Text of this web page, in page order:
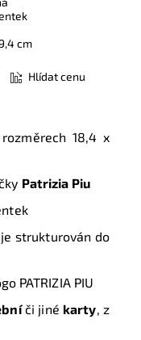
cm
Hlídat cenu
18,4 x
Patrizia Piu
strukturován do
PATRIZIA PIU
či jiné karty, z